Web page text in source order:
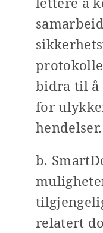
bidra til å
for
hendelser.
b.
relatert